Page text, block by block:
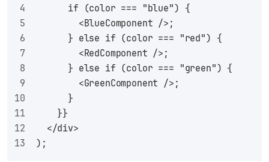
      if (color === "blue") {
        <BlueComponent />;
      } else if (color === "red") {
        <RedComponent />;
      } else if (color === "green") {
        <GreenComponent />;
      }
    }}
  </div>
);